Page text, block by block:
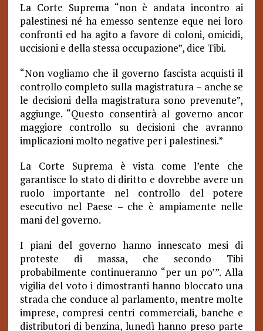
La Corte Suprema “non è andata incontro ai
palestinesi né ha emesso sentenze eque nei loro
confronti ed ha agito a favore di coloni, omicidi,
uccisioni e della stessa occupazione”, dice Tibi.
“Non vogliamo che il governo fascista acquisti il
controllo completo sulla magistratura – anche se
le decisioni della magistratura sono prevenute”,
aggiunge. “Questo consentirà al governo ancor
maggiore controllo su decisioni che avranno
implicazioni molto negative per i palestinesi.”
La Corte Suprema è vista come l’ente che
garantisce lo stato di diritto e dovrebbe avere un
ruolo importante nel controllo del potere
esecutivo nel Paese – che è ampiamente nelle
mani del governo.
I piani del governo hanno innescato mesi di
proteste di massa, che secondo Tibi
probabilmente continueranno “per un po’”. Alla
vigilia del voto i dimostranti hanno bloccato una
strada che conduce al parlamento, mentre molte
imprese, compresi centri commerciali, banche e
distributori di benzina, lunedì hanno preso parte